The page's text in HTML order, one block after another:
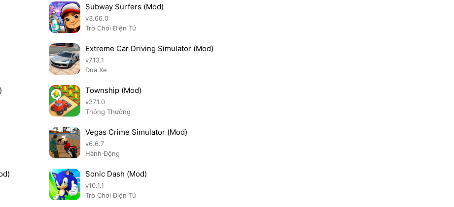
Subway Surfers (Mod)
v3.66.0
Trò Chơi Điện Tử
Extreme Car Driving Simulator (Mod)
v7.13.1
Đua Xe
Township (Mod)
v37.1.0
Thông Thường
Vegas Crime Simulator (Mod)
v6.6.7
Hành Động
Sonic Dash (Mod)
v10.1.1
Trò Chơi Điện Tử